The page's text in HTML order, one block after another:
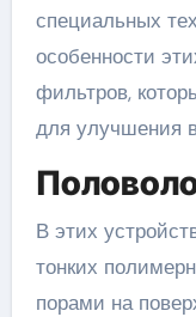
специальных
особенности
фильтров,
для улучшения
В этих
тонких
порами на